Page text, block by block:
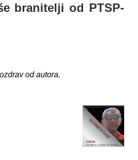
branitelji od PTSP-
od autora.